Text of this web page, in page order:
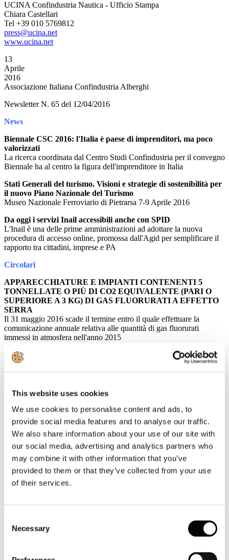
This website uses cookies
We use cookies to personalise content and ads, to
provide social media features and to analyse our traffic.
We also share information about your use of our site with
our social media, advertising and analytics partners who
may combine it with other information that you’ve
provided to them or that they’ve collected from your use
of their services.
Selection
Necessary
UCINA Confindustria Nautica - Ufficio Stampa
Chiara Castellari
Tel +39 010 5769812
press@ucina.net
www.ucina.net
13
Aprile
2016
Associazione Italiana Confindustria Alberghi
Newsletter N. 65 del 12/04/2016
News
Biennale CSC 2016: l'Italia è paese di imprenditori, ma poco
valorizzati
La ricerca coordinata dal Centro Studi Confindustria per il convegno
Biennale ha al centro la figura dell'imprenditore in Italia
Stati Generali del turismo. Visioni e strategie di sostenibilità per
il nuovo Piano Nazionale del Turismo
Museo Nazionale Ferroviario di Pietrarsa 7-9 Aprile 2016
Da oggi i servizi Inail accessibili anche con SPID
L'Inail è una delle prime amministrazioni ad adottare la nuova
procedura di accesso online, promossa dall'Agid per semplificare il
rapporto tra cittadini, imprese e PA
Circolari
APPARECCHIATURE E IMPIANTI CONTENENTI 5
TONNELLATE O PIÙ DI CO2 EQUIVALENTE (PARI O
SUPERIORE A 3 KG) DI GAS FLUORURATI A EFFETTO
SERRA
Il 31 maggio 2016 scade il termine entro il quale effettuare la
comunicazione annuale relativa alle quantità di gas fluorurati
immessi in atmosfera nell'anno 2015
Rassegna Stampa
EVENT REPORT
I top spender negli alberghi italiani: cambia la mappa dei
visitatori internazionali di fascia alta
EVENT REPORT
A Pietrarsa la strategia salva-Italia
L'AGENZIA DI VIAGGI
Hotels.com: i mediorientali big spender anche nel 2015
L'AGENZIA DI VIAGGI
risarcire
Soggiorni in Italia: sono i viaggiatori mediorientali quello che